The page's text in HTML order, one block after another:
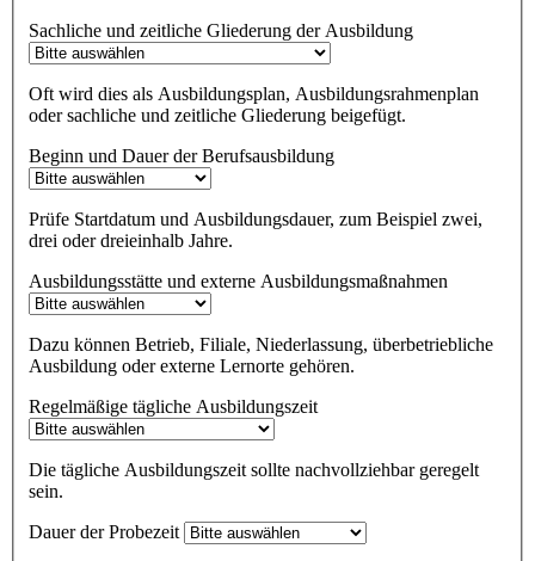
Sachliche und zeitliche Gliederung der Ausbildung
Oft wird dies als Ausbildungsplan, Ausbildungsrahmenplan
oder sachliche und zeitliche Gliederung beigefügt.
Beginn und Dauer der Berufsausbildung
Prüfe Startdatum und Ausbildungsdauer, zum Beispiel zwei,
drei oder dreieinhalb Jahre.
Ausbildungsstätte und externe Ausbildungsmaßnahmen
Dazu können Betrieb, Filiale, Niederlassung, überbetriebliche
Ausbildung oder externe Lernorte gehören.
Regelmäßige tägliche Ausbildungszeit
Die tägliche Ausbildungszeit sollte nachvollziehbar geregelt
sein.
Dauer der Probezeit